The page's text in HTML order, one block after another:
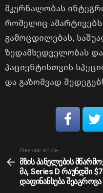
მკურნალობას
რომელიც ამარტივებს
გამოცდილებას,
ზედამხედველობას და
პაციენტისთვის
და გაზომვად
more
Previous article
მზის პანელების
მა, Series D რაუნდში
დაფინანსება შეაგროვა